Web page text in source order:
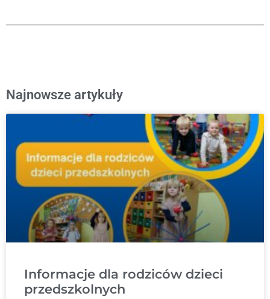
Najnowsze artykuły
Informacje dla rodziców dzieci
przedszkolnych